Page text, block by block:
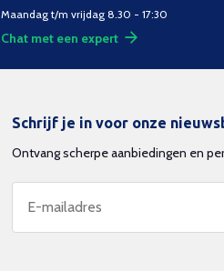
Maandag t/m vrijdag 8.30 - 17:30
Chat met een expert
Schrijf je in voor onze
Ontvang scherpe aanbiedingen en